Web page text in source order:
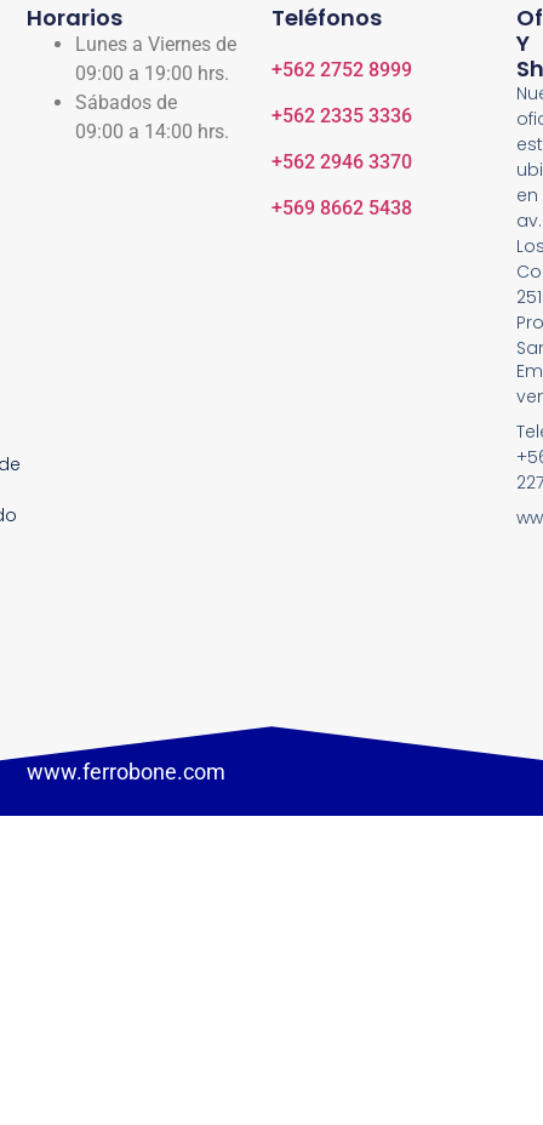
Teléfonos
+562 2752 8999
+562 2335 3336
+562 2946 3370
+569 8662 5438
Horarios
Lunes a Viernes de
09:00 a 19:00 hrs.
Sábados de
09:00 a 14:00 hrs.
Y
en
av.
www.ferrobone.com